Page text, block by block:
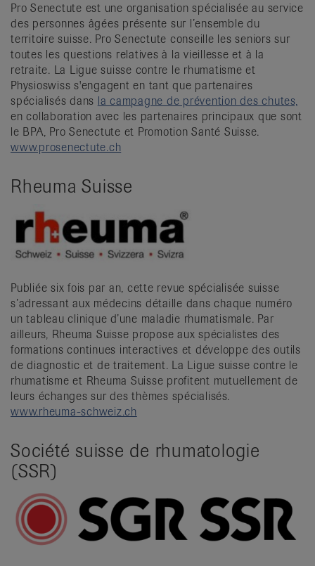
Pro Senectute est une organisation spécialisée au service
des personnes âgées présente sur l’ensemble du
territoire suisse. Pro Senectute conseille les seniors sur
toutes les questions relatives à la vieillesse et à la
retraite. La Ligue suisse contre le rhumatisme et
Physioswiss s'engagent en tant que partenaires
spécialisés dans la campagne de prévention des chutes,
en collaboration avec les partenaires principaux que sont
le BPA, Pro Senectute et Promotion Santé Suisse.
www.prosenectute.ch
Rheuma Suisse
Publiée six fois par an, cette revue spécialisée suisse
s’adressant aux médecins détaille dans chaque numéro
un tableau clinique d’une maladie rhumatismale. Par
ailleurs, Rheuma Suisse propose aux spécialistes des
formations continues interactives et développe des outils
de diagnostic et de traitement. La Ligue suisse contre le
rhumatisme et Rheuma Suisse profitent mutuellement de
leurs échanges sur des thèmes spécialisés.
www.rheuma-schweiz.ch
Société suisse de rhumatologie
(SSR)